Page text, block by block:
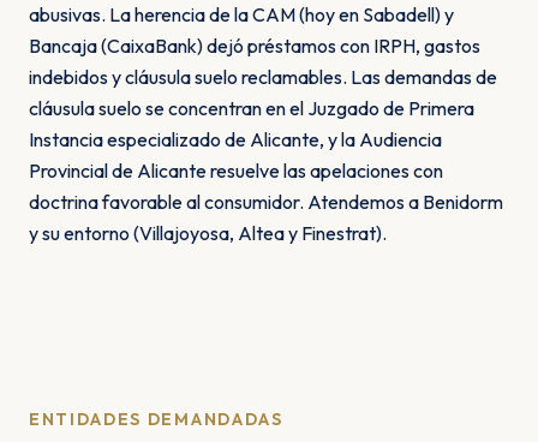
abusivas. La herencia de la CAM (hoy en Sabadell) y
Bancaja (CaixaBank) dejó préstamos con IRPH, gastos
indebidos y cláusula suelo reclamables. Las demandas de
cláusula suelo se concentran en el Juzgado de Primera
Instancia especializado de Alicante, y la Audiencia
Provincial de Alicante resuelve las apelaciones con
doctrina favorable al consumidor. Atendemos a Benidorm
y su entorno (Villajoyosa, Altea y Finestrat).
ENTIDADES DEMANDADAS